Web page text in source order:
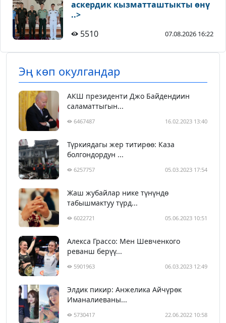
аскердик кызматташтыкты өнү
..>
5510
07.08.2026 16:22
Эң көп окулгандар
АКШ президенти Джо Байдендиин
саламаттыгын...
6467487 16.02.2023 13:40
Түркиядагы жер титирөө: Каза
болгондордун ...
6257757 05.03.2023 17:54
Жаш жубайлар нике түнүндө
табышмактуу түрд...
6022721 05.06.2023 10:51
Алекса Грассо: Мен Шевченкого
реванш берүү...
5901963 06.03.2023 12:49
Элдик пикир: Анжелика Айчүрөк
Иманалиеваны...
5730417 22.06.2022 10:58